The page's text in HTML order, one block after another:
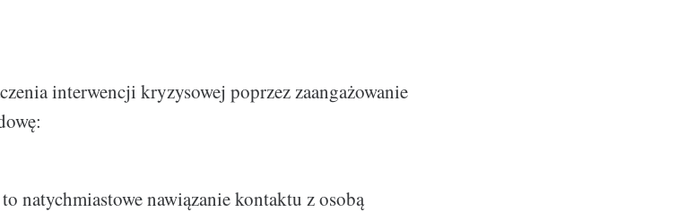
interwencji kryzysowej poprzez zaangażowanie
to natychmiastowe nawiązanie kontaktu z osobą